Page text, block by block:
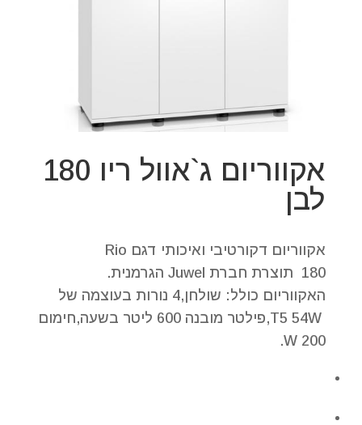
אקווריום ג`אוול ריו 180
לבן
אקווריום דקורטיבי ואיכותי דגם Rio
180 תוצרת חברת Juwel הגרמנית.
האקווריום כולל: שולחן,4 נורות בעוצמה של
T5 54W,פילטר מובנה 600 ליטר בשעה,חימום
200 W.